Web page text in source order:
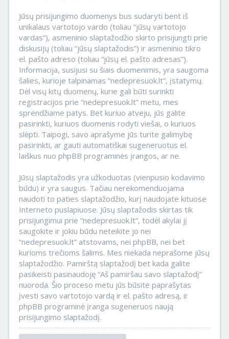
Jūsų prisijungimo duomenys bus sudaryti bent iš
unikalaus vartotojo vardo (toliau “jūsų vartotojo
vardas”), asmeninio slaptažodžio skirto prisijungti prie
diskusijų (toliau “jūsų slaptažodis”) ir asmeninio tikro
el. pašto adreso (toliau “jūsų el. pašto adresas”).
Informacija, susijusi su šiais duomenimis, yra saugoma
šalies, kurioje talpinamas “nedepresuok.lt”, įstatymų.
Dėl visų kitų duomenų, kurie gali būti surinkti
registracijos prie “nedepresuok.lt” metu, mes
sprendžiame patys. Bet kuriuo atveju, jūs galite
pasirinkti, kuriuos duomenis rodyti viešai, o kuriuos
slėpti. Taipogi, savo aprašyme jūs turite galimybę
pasirinkti, ar gauti automatiškai sugeneruotus el.
laiškus nuo phpBB programinės įrangos, ar ne.
Jūsų slaptažodis yra užkoduotas (vienpusio kodavimo
būdu) ir yra saugus. Tačiau nerekomenduojama
naudoti to paties slaptažodžio, kurį naudojate kituose
Interneto puslapiuose. Jūsų slaptažodis skirtas tik
prisijungimui prie “nedepresuok.lt”, todėl akylai jį
saugokite ir jokiu būdu neteikite jo nei
“nedepresuok.lt” atstovams, nei phpBB, nei bet
kurioms trečioms šalims. Mes niekada neprašome jūsų
slaptažodžio. Pamirštą slaptažodį bet kada galite
pasikeisti pasinaudoję “Aš pamiršau savo slaptažodį”
nuoroda. Šio proceso metu jūs būsite paprašytas
įvesti savo vartotojo vardą ir el. pašto adresą, ir
phpBB programinė įranga sugeneruos naują
prisijungimo slaptažodį.